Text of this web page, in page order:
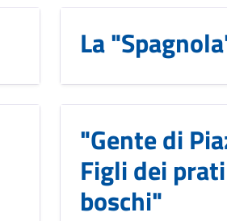
La
"Gente di
Figli dei
boschi"